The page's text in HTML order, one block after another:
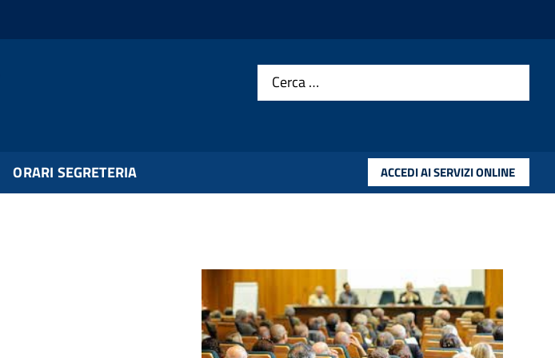
Cerca …
ORARI SEGRETERIA ACCEDI AI SERVIZI ONLINE